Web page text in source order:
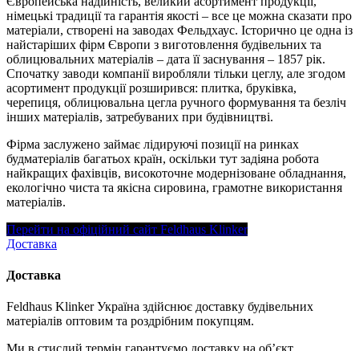
німецькі традиції та гарантія якості – все це можна сказати про
матеріали, створені на заводах Фельдхаус. Історично це одна із
найстаріших фірм Європи з виготовлення будівельних та
облицювальних матеріалів – дата її заснування – 1857 рік.
Спочатку заводи компанії виробляли тільки цеглу, але згодом
асортимент продукції розширився: плитка, бруківка,
черепиця, облицювальна цегла ручного формування та безліч
інших матеріалів, затребуваних при будівництві.
Фірма заслужено займає лідируючі позиції на ринках
будматеріалів багатьох країн, оскільки тут задіяна робота
найкращих фахівців, високоточне модернізоване обладнання,
екологічно чиста та якісна сировина, грамотне використання
матеріалів.
Перейти на офіційний сайт Feldhaus Klinker
Доставка
Доставка
Feldhaus Klinker Україна здійснює доставку будівельних
матеріалів оптовим та роздрібним покупцям.